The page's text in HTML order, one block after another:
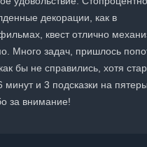
декорации, как в
квест отлично
Много задач, пришлось
бы не справились, хотя
минут и 3 подсказки на
за внимание!